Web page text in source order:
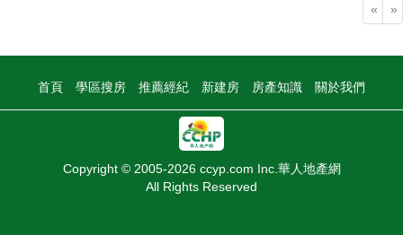
« »
首頁 學區搜房 推薦經紀 新建房 房產知識 關於我們
Copyright © 2005-2026 ccyp.com Inc.華人地產網
All Rights Reserved